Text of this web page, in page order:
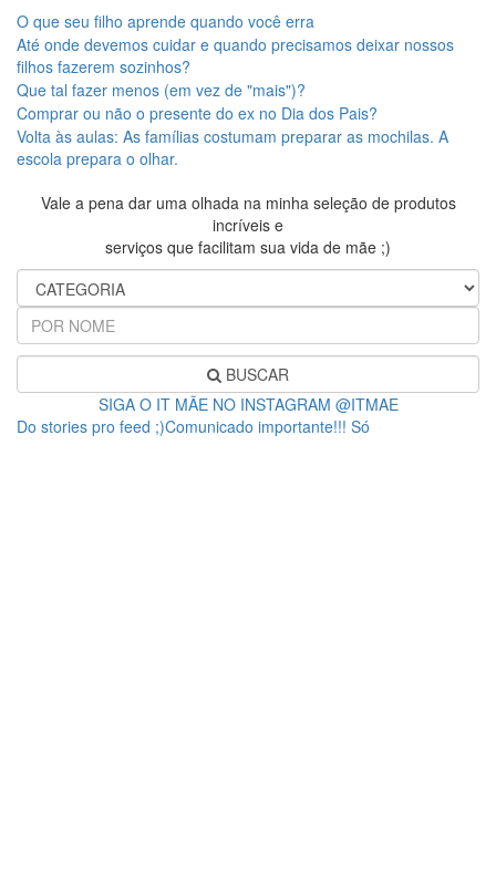
O que seu filho aprende quando você erra
Até onde devemos cuidar e quando precisamos deixar nossos
filhos fazerem sozinhos?
Que tal fazer menos (em vez de "mais")?
Comprar ou não o presente do ex no Dia dos Pais?
Volta às aulas: As famílias costumam preparar as mochilas. A
escola prepara o olhar.
Vale a pena dar uma olhada na minha seleção de produtos
incríveis e
serviços que facilitam sua vida de mãe ;)
BUSCAR
SIGA O IT MÃE NO INSTAGRAM @ITMAE
Do stories pro feed ;)Comunicado importante!!! Só